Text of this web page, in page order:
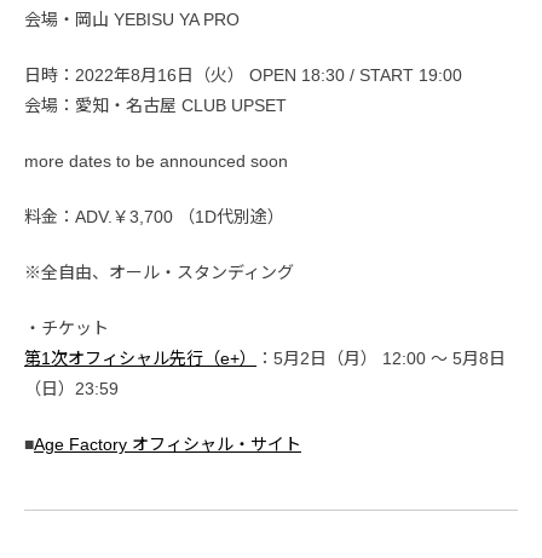
会場・岡山 YEBISU YA PRO
日時：2022年8月16日（火） OPEN 18:30 / START 19:00
会場：愛知・名古屋 CLUB UPSET
more dates to be announced soon
料金：ADV.￥3,700 （1D代別途）
※全自由、オール・スタンディング
・チケット
第1次オフィシャル先行（e+）
：5月2日（月） 12:00 ～ 5月8日
（日）23:59
■Age Factory オフィシャル・サイト